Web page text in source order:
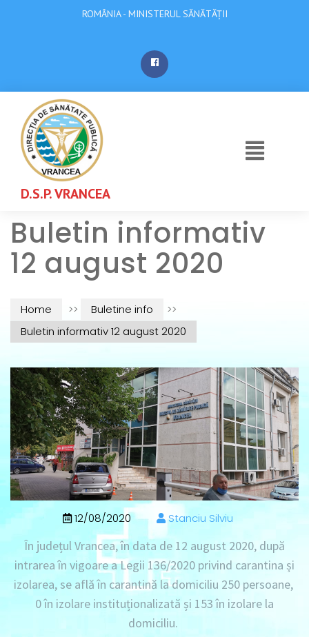
ROMÂNIA - MINISTERUL SĂNĂTĂȚII
D.S.P. VRANCEA
Buletin informativ
12 august 2020
Home >> Buletine info
>>
Buletin informativ 12 august 2020
12/08/2020 Stanciu Silviu
În județul Vrancea, în data de 12 august 2020, după
intrarea în vigoare a Legii 136/2020 privind carantina și
izolarea, se află în carantină la domiciliu 250 persoane,
0 în izolare instituționalizată și 153 în izolare la
domiciliu.